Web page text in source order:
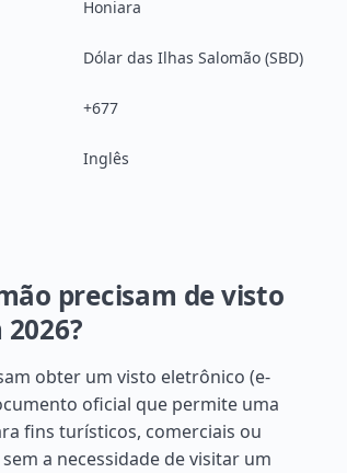
Honiara
Dólar das Ilhas Salomão (SBD)
+677
Inglês
precisam de visto
obter um visto eletrônico (e-
oficial que permite uma
fins turísticos, comerciais ou
a necessidade de visitar um